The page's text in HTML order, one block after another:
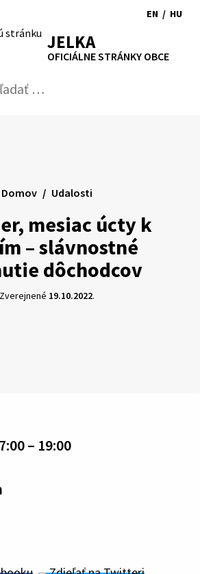
Zvýšiť
kontrast
písmapísma
EN
to
/ HU
JELKA
OFICIÁLNE STRÁNKY OBCE
mesiac úcty k
– slávnostné
dôchodcov
Domov Udalosti
Zverejnené 19.10.2022.
– 19:00